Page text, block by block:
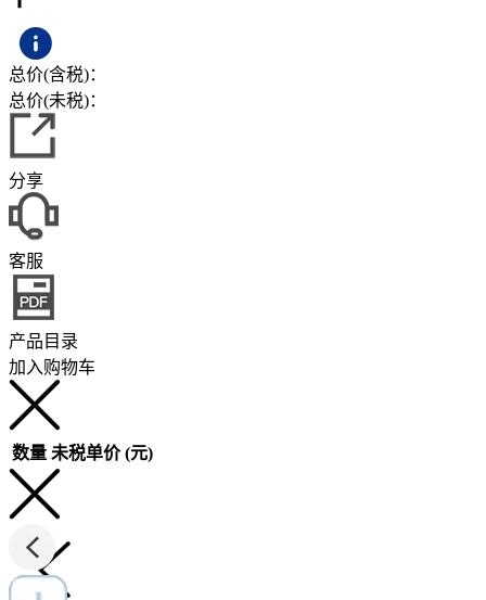
总价(含税)：
总价(未税)：
分享
客服
产品目录
加入购物车
数量 未税单价 (元)